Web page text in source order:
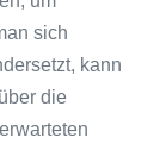
sich
kann
die